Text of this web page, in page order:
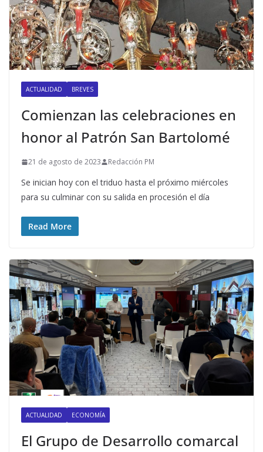
ACTUALIDAD BREVES
Comienzan las celebraciones en
honor al Patrón San Bartolomé
21 de agosto de 2023 Redacción PM
Se inician hoy con el triduo hasta el próximo miércoles
para su culminar con su salida en procesión el día
Read More
ACTUALIDAD ECONOMÍA
El Grupo de Desarrollo comarcal